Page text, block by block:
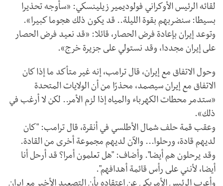
لقائه الرئيس الأوكراني فولوديمير زيلينسكي: «سأوجه تحذيرا
بسيطا: سنضربهم بقوة الليلة.. قد يكون ذلك هجوما كبيرا».
وتوعد إيران بإعادة فرض الحصار، قائلا: «قد نعيد فرض الحصار
على إيران مجددا، وقد نستولي على جزيرة خرج».
وحول الاتفاق مع إيران، قال ترامب، إنه غير متأكد ما إذا كان
الاتفاق مع إيران سيصمد، محذرًا من أن الولايات المتحدة
«ستدمر محطات الكهرباء والمياه إذا لزم الأمر.. لكن لا أرغب في
ذلك».
وعقب قمة حلف شمال الأطلسي في أنقرة، قال ترامب: "كان
لديهم قادة، ورحلوا... والآن لديهم مجموعة أخرى من القادة.
وقد يرحلون هم أيضا". وأضاف: "هل تعلمون أمرا؟ قد أرحل أنا
أيضا، لأنني على رأس قائمة أهدافهم".